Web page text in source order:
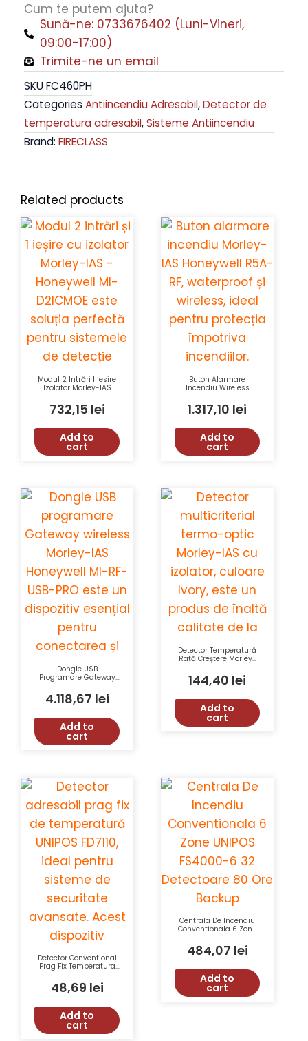
Cum te putem ajuta?
Sună-ne: 0733676402 (Luni-Vineri,
09:00-17:00)
Trimite-ne un email
SKUFC460PH
Categories Antiincendiu Adresabil,Detector de
temperatura adresabil,Sisteme Antiincendiu
Brand: FIRECLASS
Related products
Modul 2 Intrări 1 Iesire
Izolator Morley-IAS
cu Comunicație
Analogică și LED
732,15 lei
Add to
cart
Buton Alarmare
Incendiu Wireless
Honeywell R5A-RF IP67
1.317,10 lei
Add to
cart
Dongle USB
Programare Gateway
Wireless Morley-IAS
Honeywell MI-RF-USB-
PRO cu Comunicare
de 400m
4.118,67 lei
Add to
cart
Detector Temperatură
Rată Creștere Morley-
IAS cu Izolator
Honeywell HM-RHSE-I-
AP, Culoare Fildes,
144,40 lei
Add to
cart
Detector Conventional
Prag Fix Temperatura
Tensiune 15-30VDC
Clasa IP43
48,69 lei
Add to
cart
Centrala De Incendiu
Conventionala 6 Zone
Detectoare 80 Ore
Backup
484,07 lei
Add to
cart